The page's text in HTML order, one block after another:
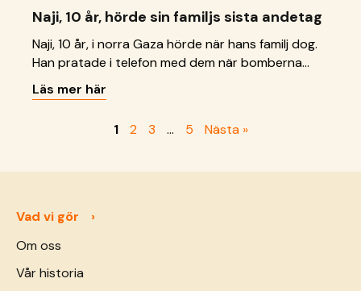
Naji, 10 år, hörde sin familjs sista andetag
Naji, 10 år, i norra Gaza hörde när hans familj dog.
Han pratade i telefon med dem när bomberna
började falla, hörde paniken i deras röster och
deras sista skrämda andetag i luren innan
dött och de enda som fanns kvar var Naji själv och
Läs mer här
1 2 3 … 5 Nästa »
Vad vi gör
Om oss
Vår historia